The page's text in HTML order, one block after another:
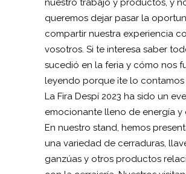
nuestro trabajo y productos, y
queremos dejar pasar la
compartir nuestra experiencia
vosotros. Si te interesa saber
sucedió en la feria y cómo nos
leyendo porque ¡te lo
La Fira Despí 2023 ha sido un
emocionante lleno de energía y
En nuestro stand, hemos
una variedad de cerraduras,
ganzúas y otros productos